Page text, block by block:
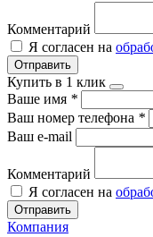
Комментарий
Я согласен на
Отправить
Купить в 1 клик
Ваше имя *
Ваш номер телефона *
Ваш e-mail
Комментарий
Я согласен на
Отправить
Компания